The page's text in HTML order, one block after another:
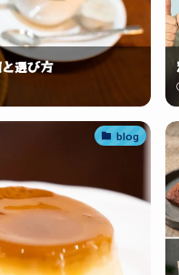
選び方
blog